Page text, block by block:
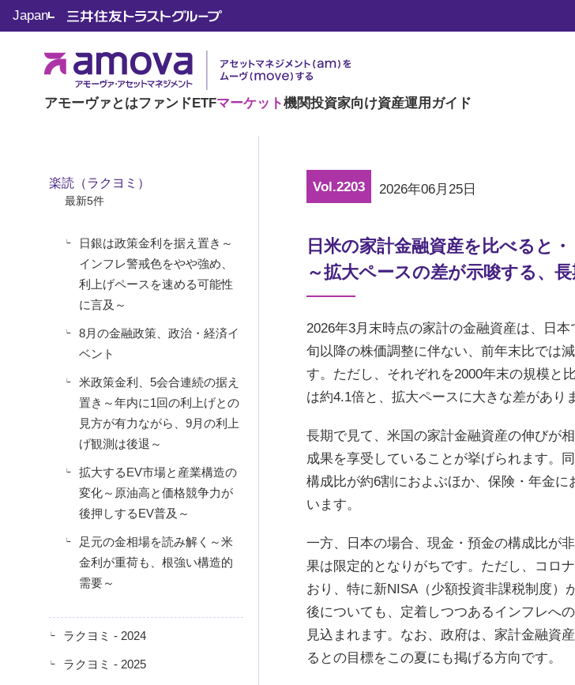
アモーヴァとはファンドETFマーケット機関投資家向け資産運用ガイド
Japan
マーケット情報
楽読（ラクヨミ）
楽読（ラクヨミ）
最新5件
日銀は政策金利を据え置き～
インフレ警戒色をやや強め、
利上げペースを速める可能性
に言及～
8月の金融政策、政治・経済イ
ベント
米政策金利、5会合連続の据え
置き～年内に1回の利上げとの
見方が有力ながら、9月の利上
げ観測は後退～
拡大するEV市場と産業構造の
変化～原油高と価格競争力が
後押しするEV普及～
足元の金相場を読み解く～米
金利が重荷も、根強い構造的
需要～
ラクヨミ - 2024
ラクヨミ - 2025
Vol.2203 2026年06月25日
日米の家計金融資産を比べると・
～拡大ペースの差が示唆する、
2026年3月末時点の家計の金融資産は、日
旬以降の株価調整に伴ない、前年末比では
す。ただし、それぞれを2000年末の規模と
は約4.1倍と、拡大ペースに大きな差があり
長期で見て、米国の家計金融資産の伸びが
成果を享受していることが挙げられます。
構成比が約6割におよぶほか、保険・年金
います。
一方、日本の場合、現金・預金の構成比が
果は限定的となりがちです。ただし、コロ
おり、特に新NISA（少額投資非課税制度）
後についても、定着しつつあるインフレへ
見込まれます。なお、政府は、家計金融資
るとの目標をこの夏にも掲げる方向です。